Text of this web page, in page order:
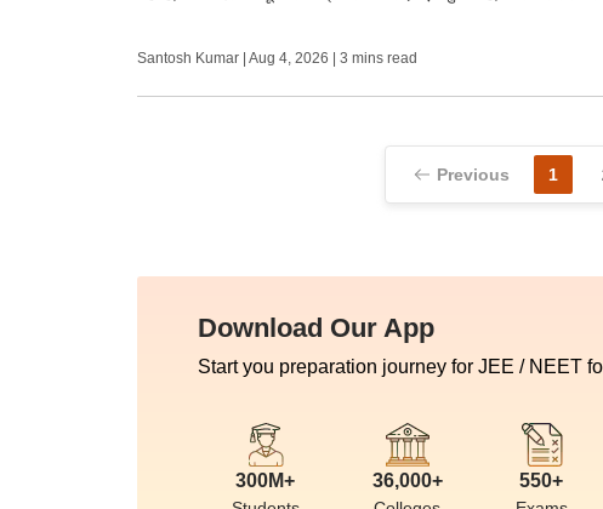
Santosh Kumar Aug 4, 2026 | 3 mins read
Previous 1
Download Our App
Start you preparation journey for JEE / NEET
300M+ 36,000+ 550+